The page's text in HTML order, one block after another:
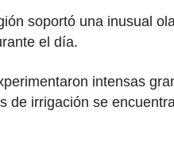
soportó una inusual
el día.
intensas
de irrigación se